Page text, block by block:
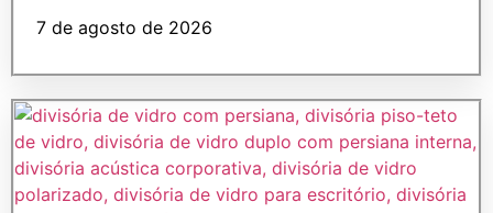
7 de agosto de 2026